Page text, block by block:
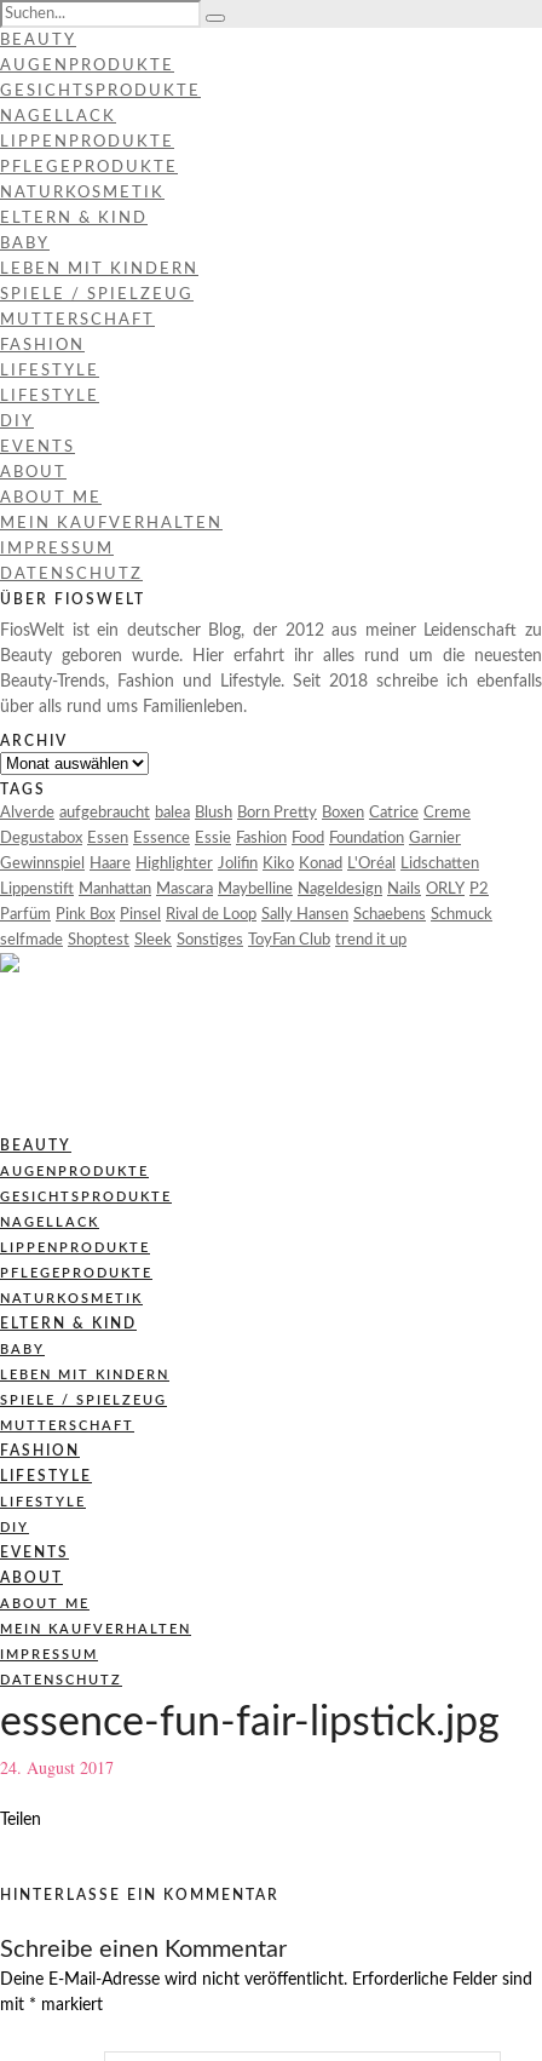
BEAUTY
AUGENPRODUKTE
GESICHTSPRODUKTE
NAGELLACK
LIPPENPRODUKTE
PFLEGEPRODUKTE
NATURKOSMETIK
ELTERN & KIND
BABY
LEBEN MIT KINDERN
SPIELE / SPIELZEUG
MUTTERSCHAFT
FASHION
LIFESTYLE
LIFESTYLE
DIY
EVENTS
ABOUT
ABOUT ME
MEIN KAUFVERHALTEN
IMPRESSUM
DATENSCHUTZ
ÜBER FIOSWELT
FiosWelt ist ein deutscher Blog, der 2012 aus meiner Leidenschaft zu
Beauty geboren wurde. Hier erfahrt ihr alles rund um die neuesten
Beauty-Trends, Fashion und Lifestyle. Seit 2018 schreibe ich ebenfalls
über alls rund ums Familienleben.
ARCHIV
Archiv
TAGS
Alverde aufgebraucht balea Blush Born Pretty Boxen Catrice Creme
Degustabox Essen Essence Essie Fashion Food Foundation Garnier
Gewinnspiel
Haare Highlighter Jolifin Kiko Konad L'Oréal
Lidschatten
Lippenstift Manhattan Mascara Maybelline Nageldesign Nails ORLY P2
Parfüm Pink Box Pinsel Rival de Loop Sally Hansen Schaebens Schmuck
selfmade Shoptest Sleek Sonstiges ToyFan Club trend it up
BEAUTY
AUGENPRODUKTE
GESICHTSPRODUKTE
NAGELLACK
LIPPENPRODUKTE
PFLEGEPRODUKTE
NATURKOSMETIK
ELTERN & KIND
BABY
LEBEN MIT KINDERN
SPIELE / SPIELZEUG
MUTTERSCHAFT
FASHION
LIFESTYLE
LIFESTYLE
DIY
EVENTS
ABOUT
ABOUT ME
MEIN KAUFVERHALTEN
IMPRESSUM
DATENSCHUTZ
essence-fun-fair-lipstick.jpg
24. August 2017
Teilen
HINTERLASSE EIN KOMMENTAR
Schreibe einen Kommentar
Deine E-Mail-Adresse wird nicht veröffentlicht. Erforderliche Felder sind
mit * markiert